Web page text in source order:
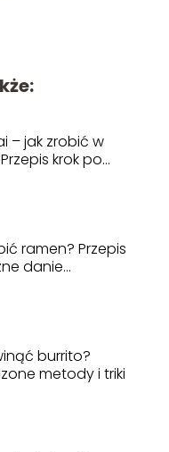
– jak zrobić w
krok po
ramen? Przepis
danie
burrito?
metody i triki